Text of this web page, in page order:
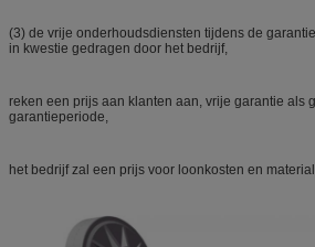
(3) de vrije onderhoudsdiensten tijdens de
in kwestie gedragen door het bedrijf,
reken een prijs aan klanten aan, vrije garantie als
garantieperiode,
het bedrijf zal een prijs voor loonkosten en